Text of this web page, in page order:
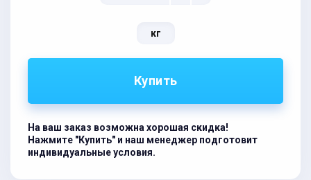
кг
Купить
На ваш заказ возможна хорошая скидка!
Нажмите "Купить" и наш менеджер подготовит
индивидуальные условия.